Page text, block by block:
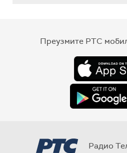
Преузмите РТС
Радио